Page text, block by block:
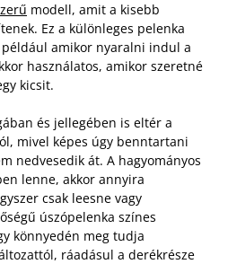
modell, amit a kisebb
Ez a különleges pelenka
amikor nyaralni indul a
használatos, amikor szeretné
kicsit.
és jellegében is eltér a
mivel képes úgy benntartani
nedvesedik át. A hagyományos
lenne, akkor annyira
csak leesne vagy
úszópelenka színes
könnyedén meg tudja
ráadásul a derékrésze